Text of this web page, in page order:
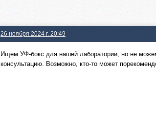
26 ноября 2024 г. 20:49
Ищем УФ-бокс для нашей лаборатории, но не
консультацию. Возможно, кто-то может